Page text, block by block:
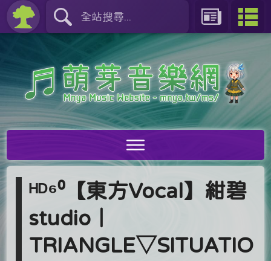
ᴴᴰ⁶⁰【東方Vocal】紺碧
studio｜
TRIANGLE▽SITUATIO